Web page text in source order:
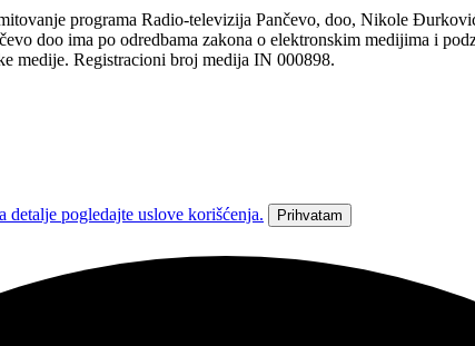
programa Radio-televizija Pančevo, doo, Nikole
doo ima po odredbama zakona o elektronskim medijima i
medije. Registracioni broj medija IN 000898.
detalje pogledajte uslove korišćenja. Prihvatam